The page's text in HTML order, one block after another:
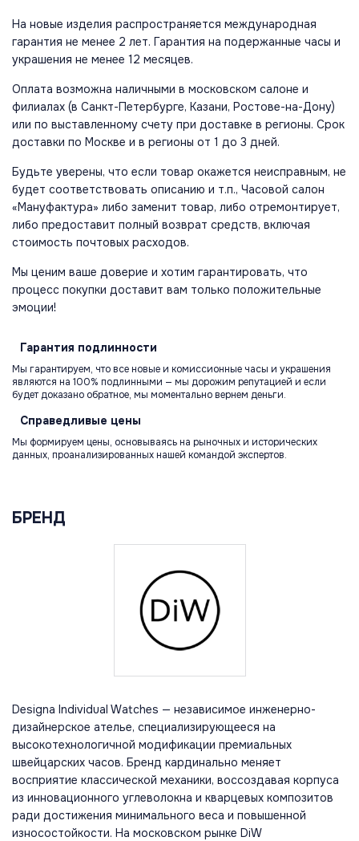
На новые изделия распространяется международная
гарантия не менее 2 лет. Гарантия на подержанные часы и
украшения не менее 12 месяцев.
Оплата возможна наличными в московском салоне и
филиалах (в Санкт-Петербурге, Казани, Ростове-на-Дону)
или по выставленному счету при доставке в регионы. Срок
доставки по Москве и в регионы от 1 до 3 дней.
Будьте уверены, что если товар окажется неисправным, не
будет соответствовать описанию и т.п., Часовой салон
«Мануфактура» либо заменит товар, либо отремонтирует,
либо предоставит полный возврат средств, включая
стоимость почтовых расходов.
Мы ценим ваше доверие и хотим гарантировать, что
процесс покупки доставит вам только положительные
эмоции!
Гарантия подлинности
Мы гарантируем, что все новые и комиссионные часы и украшения
являются на 100% подлинными — мы дорожим репутацией и если
будет доказано обратное, мы моментально вернем деньги.
Справедливые цены
Мы формируем цены, основываясь на рыночных и исторических
данных, проанализированных нашей командой экспертов.
БРЕНД
Designa Individual Watches — независимое инженерно-
дизайнерское ателье, специализирующееся на
высокотехнологичной модификации премиальных
швейцарских часов. Бренд кардинально меняет
восприятие классической механики, воссоздавая корпуса
из инновационного углеволокна и кварцевых композитов
ради достижения минимального веса и повышенной
износостойкости. На московском рынке DiW